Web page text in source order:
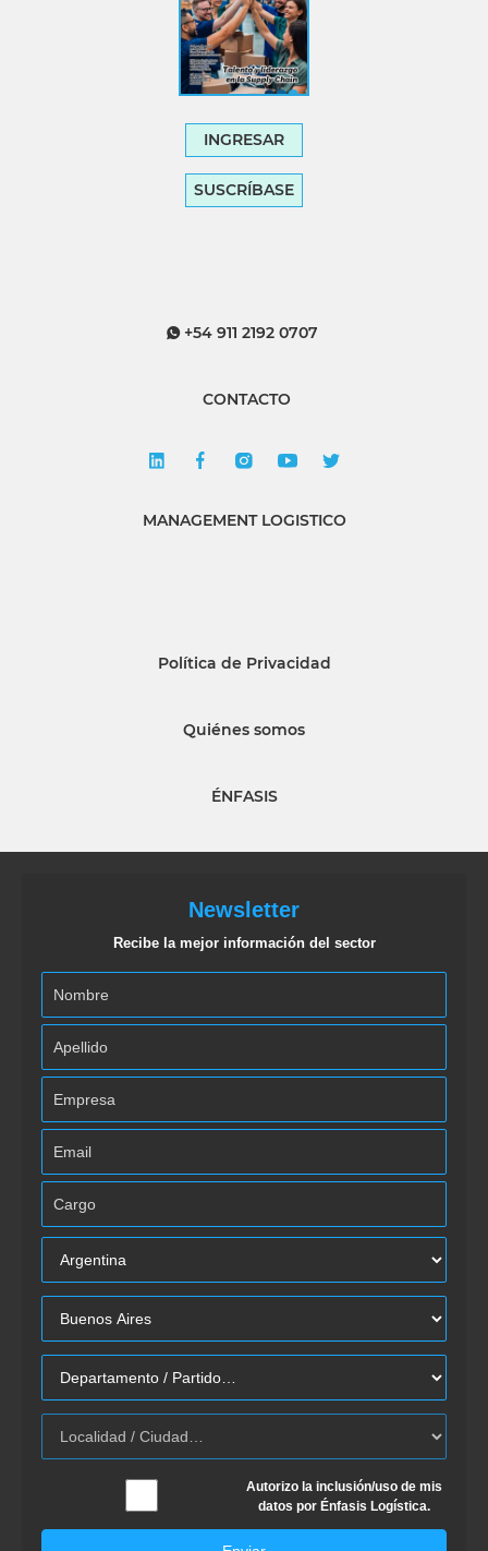
INGRESAR
SUSCRÍBASE
+54 911 2192 0707
CONTACTO
MANAGEMENT LOGISTICO
Política de Privacidad
Quiénes somos
ÉNFASIS
Newsletter
Recibe la mejor información del sector
Autorizo la inclusión/uso de mis
datos por Énfasis Logística.